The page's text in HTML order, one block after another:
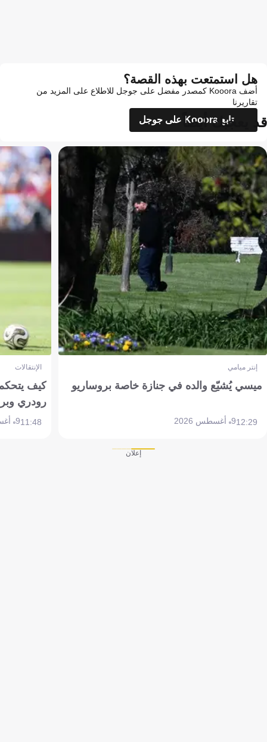
هل استمتعت بهذه القصة؟
أضف Kooora كمصدر مفضل على جوجل للاطلاع على المزيد من
تقاريرنا
تابع Kooora على جوجل
قد يعجبك أيضاً
إنتر ميامي
ميسي يُشيّع والده في جنازة خاصة بروساريو
12:299 أغسطس 2026
الإنتقالات
كيف
رودري
11:489 أغسطس 2026
إعلان